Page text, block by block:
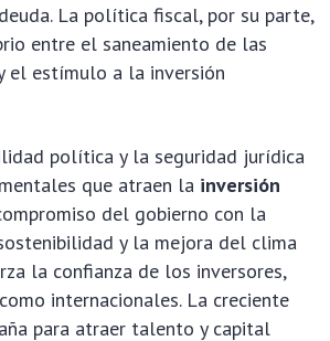
La política fiscal, por su parte,
entre el saneamiento de las
el estímulo a la inversión
política y la seguridad jurídica
que atraen la inversión
del gobierno con la
y la mejora del clima
la confianza de los inversores,
internacionales. La creciente
para atraer talento y capital